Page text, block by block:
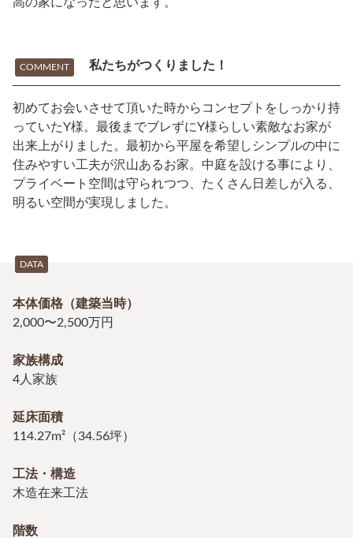
COMMENT 私たちがつくりました！
初めてお会いさせて頂いた時からコンセプトをしっかり持
っていたY様。最後までブレずにY様らしい素敵なお家が
出来上がりました。最初から平屋を希望しシンプルの中に
住みやすい工夫が沢山あるお家。中庭を設ける事により、
プライベート空間は守られつつ、たくさん日差しが入る、
明るい空間が実現しました。
DATA
本体価格（建築当時）
2,000〜2,500万円
家族構成
4人家族
延床面積
114.27m²（34.56坪）
工法・構造
木造在来工法
階数